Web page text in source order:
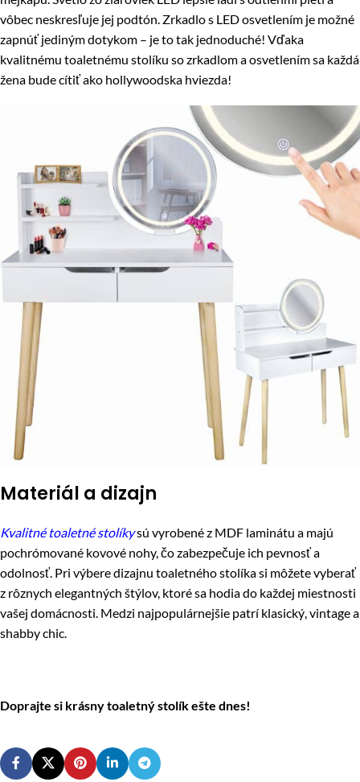
vôbec neskresľuje jej podtón. Zrkadlo s LED osvetlením je možné
zapnúť jediným dotykom – je to tak jednoduché! Vďaka
kvalitnému toaletnému stolíku so zrkadlom a osvetlením sa každá
žena bude cítiť ako hollywoodska hviezda!
Materiál a dizajn
Kvalitné toaletné stolíkysú vyrobené z MDF laminátu a majú
pochrómované kovové nohy, čo zabezpečuje ich pevnosť a
odolnosť. Pri výbere dizajnu toaletného stolíka si môžete vyberať
z rôznych elegantných štýlov, ktoré sa hodia do každej miestnosti
vašej domácnosti. Medzi najpopulárnejšie patrí klasický, vintage a
shabby chic.
Doprajte si krásny toaletný stolík ešte dnes!